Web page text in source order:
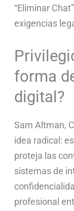
“Eliminar
exigencias
forma
digital?
Sam Altman,
idea radical:
proteja las
sistemas de
profesional